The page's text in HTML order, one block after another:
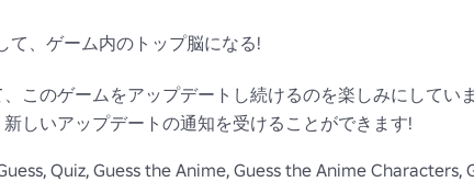
、ゲーム内のトップ脳になる!
このゲームをアップデートし続けるのを楽しみにしてい
しいアップデートの通知を受けることができます!
Quiz, Guess the Anime, Guess the Anime Characters,